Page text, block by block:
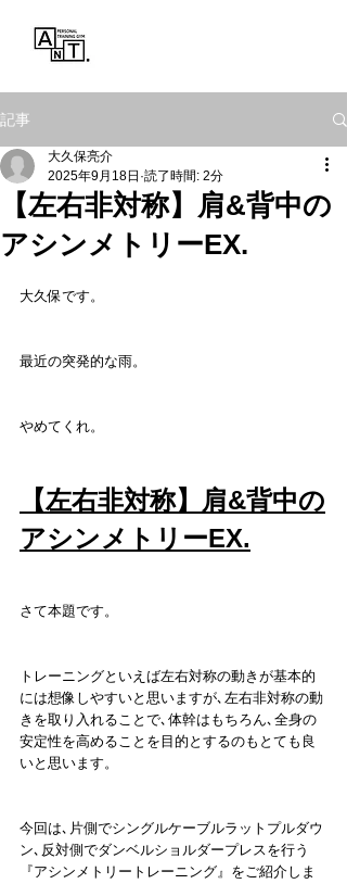
記事
【左右非対称】肩&背中の
アシンメトリーEX.
大久保亮介
2025年9月18日 読了時間: 2分
大久保です。
最近の突発的な雨。
やめてくれ。
【左右非対称】肩&背中の
アシンメトリーEX.
さて本題です。
トレーニングといえば左右対称の動きが基本的
には想像しやすいと思いますが､左右非対称の動
きを取り入れることで､体幹はもちろん､全身の
安定性を高めることを目的とするのもとても良
いと思います。
今回は､片側でシングルケーブルラットプルダウ
ン､反対側でダンベルショルダープレスを行う
『アシンメトリートレーニング』をご紹介しま